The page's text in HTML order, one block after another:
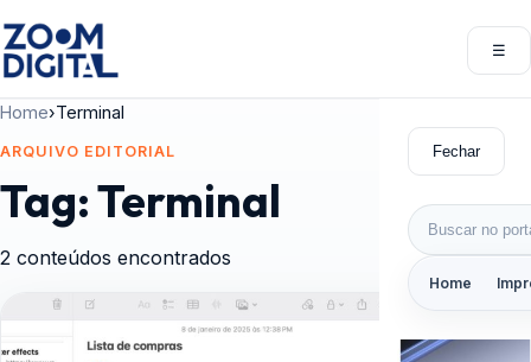
☰
Fechar
Buscar por:
Home
Home›Terminal
ARQUIVO EDITORIAL
Tag:Terminal
2 conteúdos encontrados